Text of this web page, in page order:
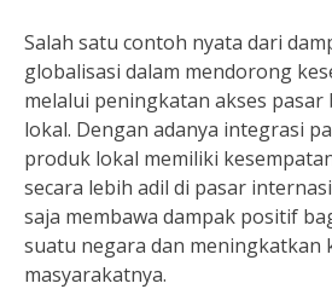
Salah satu contoh nyata dari
globalisasi dalam mendorong
melalui peningkatan akses
lokal. Dengan adanya integrasi
produk lokal memiliki
secara lebih adil di pasar
saja membawa dampak positif
suatu negara dan meningkatkan
masyarakatnya.